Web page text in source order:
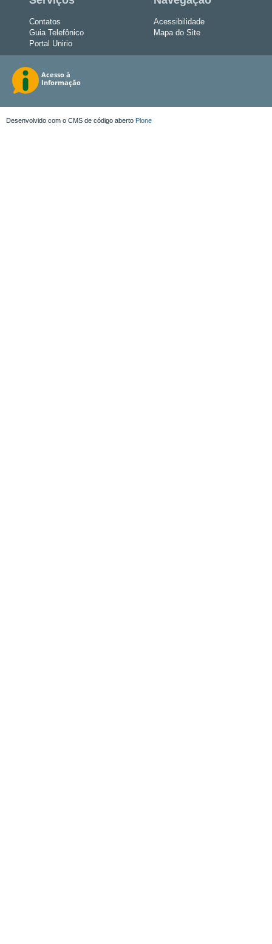
Contatos
Guia Telefônico
Portal Unirio
Acessibilidade
Mapa do Site
Desenvolvido com o CMS de código aberto Plone